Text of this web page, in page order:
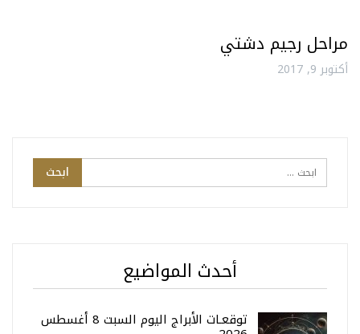
مراحل رجيم دشتي
أكتوبر 9, 2017
أحدث المواضيع
توقعـات الأبراج اليوم السبت 8 أغسطس